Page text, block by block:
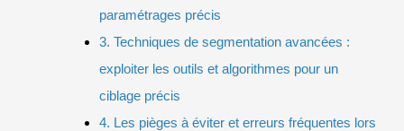
paramétrages précis
3. Techniques de segmentation avancées :
exploiter les outils et algorithmes pour un
ciblage précis
4. Les pièges à éviter et erreurs fréquentes lors